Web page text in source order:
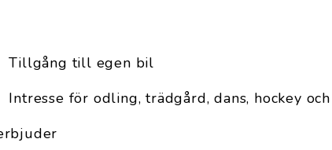
Tillgång till egen bil
Intresse för odling, trädgård, dans, hockey